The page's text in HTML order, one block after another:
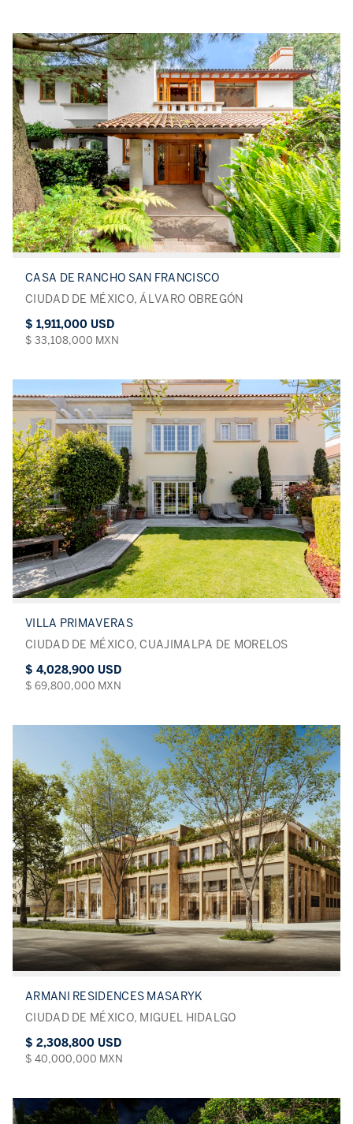
CASA DE RANCHO SAN FRANCISCO
CIUDAD DE MÉXICO, ÁLVARO OBREGÓN
$ 1,911,000 USD
$ 33,108,000 MXN
VILLA PRIMAVERAS
CIUDAD DE MÉXICO, CUAJIMALPA DE MORELOS
$ 4,028,900 USD
$ 69,800,000 MXN
ARMANI RESIDENCES MASARYK
CIUDAD DE MÉXICO, MIGUEL HIDALGO
$ 2,308,800 USD
$ 40,000,000 MXN